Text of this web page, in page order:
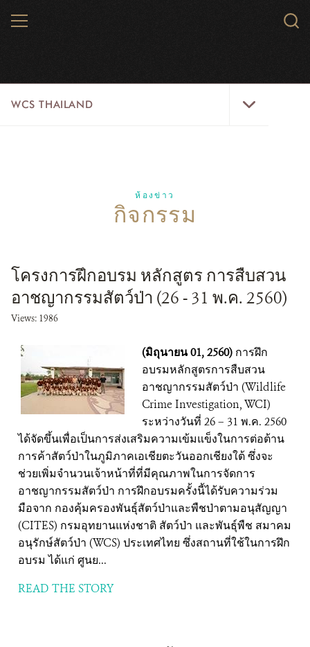
MENU
WCS THAILAND
ความคิดริเริ่ม
สมัครงาน
เกี่ยวกับเรา
ห้องข่าว
กิจกรรม
โครงการฝึกอบรม หลักสูตร การสืบสวน
อาชญากรรมสัตว์ป่า (26 - 31 พ.ค. 2560)
Views: 1986
(มิถุนายน 01, 2560) การฝึก
อบรมหลักสูตรการสืบสวน
อาชญากรรมสัตว์ป่า (Wildlife
Crime Investigation, WCI)
ระหว่างวันที่ 26 – 31 พ.ค. 2560
ได้จัดขึ้นเพื่อเป็นการส่งเสริมความเข้มแข็งในการต่อต้าน
การค้าสัตว์ป่าในภูมิภาคเอเชียตะวันออกเชียงใต้ ซึ่งจะ
ช่วยเพิ่มจำนวนเจ้าหน้าที่ที่มีคุณภาพในการจัดการ
อาชญากรรมสัตว์ป่า การฝึกอบรมครั้งนี้ได้รับความร่วม
มือจาก กองคุ้มครองพันธุ์สัตว์ป่าและพืชป่าตามอนุสัญญา
(CITES) กรมอุทยานแห่งชาติ สัตว์ป่า และพันธุ์พืช สมาคม
อนุรักษ์สัตว์ป่า (WCS) ประเทศไทย ซึ่งสถานที่ใช้ในการฝึก
อบรม ได้แก่ ศูนย...
READ THE STORY